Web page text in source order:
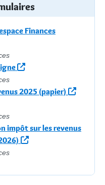
Finances
2025 (papier)
impôt sur les revenus